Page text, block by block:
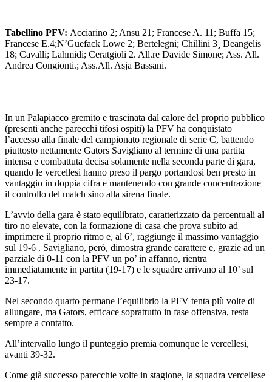
Tabellino PFV: Acciarino 2; Ansu 21; Francese A. 11; Buffa 15;
Francese E.4;N’Guefack Lowe 2; Bertelegni; Chillini 3¸ Deangelis
18; Cavalli; Lahmidi; Ceratgioli 2. All.re Davide Simone; Ass. All.
Andrea Congionti.; Ass.All. Asja Bassani.
In un Palapiacco gremito e trascinata dal calore del proprio pubblico
(presenti anche parecchi tifosi ospiti) la PFV ha conquistato
l’accesso alla finale del campionato regionale di serie C, battendo
piuttosto nettamente Gators Savigliano al termine di una partita
intensa e combattuta decisa solamente nella seconda parte di gara,
quando le vercellesi hanno preso il pargo portandosi ben presto in
vantaggio in doppia cifra e mantenendo con grande concentrazione
il controllo del match sino alla sirena finale.
L’avvio della gara è stato equilibrato, caratterizzato da percentuali al
tiro no elevate, con la formazione di casa che prova subito ad
imprimere il proprio ritmo e, al 6’, raggiunge il massimo vantaggio
sul 19-6 . Savigliano, però, dimostra grande carattere e, grazie ad un
parziale di 0-11 con la PFV un po’ in affanno, rientra
immediatamente in partita (19-17) e le squadre arrivano al 10’ sul
23-17.
Nel secondo quarto permane l’equilibrio la PFV tenta più volte di
allungare, ma Gators, efficace soprattutto in fase offensiva, resta
sempre a contatto.
All’intervallo lungo il punteggio premia comunque le vercellesi,
avanti 39-32.
Come già successo parecchie volte in stagione, la squadra vercellese